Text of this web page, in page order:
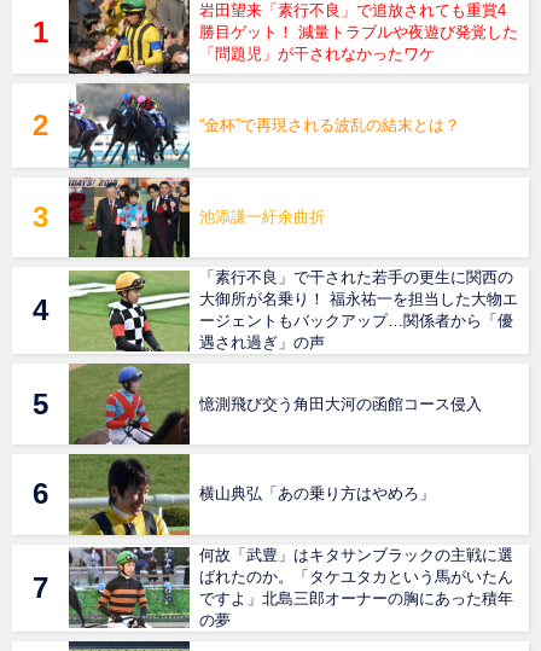
岩田望来「素行不良」で追放されても重賞4
勝目ゲット！ 減量トラブルや夜遊び発覚した
「問題児」が干されなかったワケ
“金杯”で再現される波乱の結末とは？
池添謙一紆余曲折
「素行不良」で干された若手の更生に関西の
大御所が名乗り！ 福永祐一を担当した大物エ
ージェントもバックアップ…関係者から「優
遇され過ぎ」の声
憶測飛び交う角田大河の函館コース侵入
横山典弘「あの乗り方はやめろ」
何故「武豊」はキタサンブラックの主戦に選
ばれたのか。「タケユタカという馬がいたん
ですよ」北島三郎オーナーの胸にあった積年
の夢